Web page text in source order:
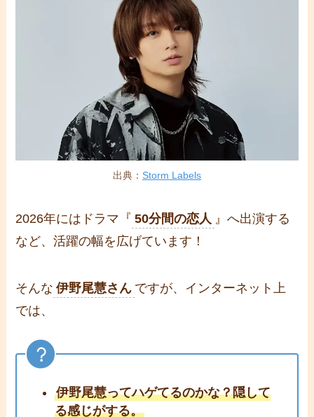
出典： Storm Labels
2026年にはドラマ『 50分間の恋人 』へ出演する
など、活躍の幅を広げています！
そんな 伊野尾慧さん ですが、インターネット上
では、
伊野尾慧ってハゲてるのかな？隠して
る感じがする。